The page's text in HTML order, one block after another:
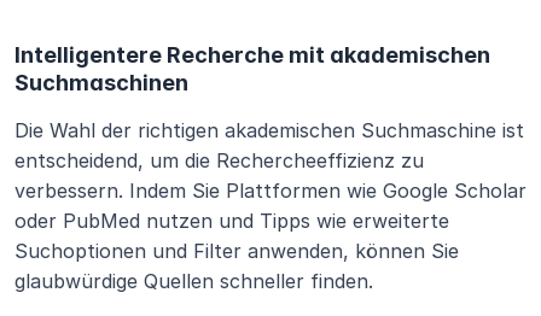
Intelligentere Recherche mit akademischen
Suchmaschinen
Die Wahl der richtigen akademischen Suchmaschine ist
entscheidend, um die Rechercheeffizienz zu
verbessern. Indem Sie Plattformen wie Google Scholar
oder PubMed nutzen und Tipps wie erweiterte
Suchoptionen und Filter anwenden, können Sie
glaubwürdige Quellen schneller finden.